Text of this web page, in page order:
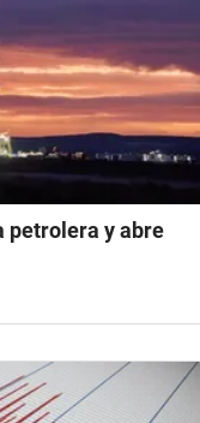
petrolera y abre